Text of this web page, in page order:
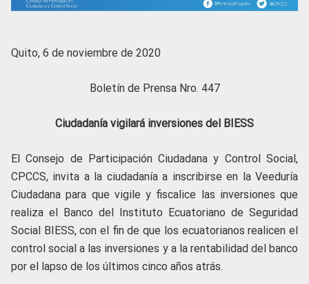
Quito, 6 de noviembre de 2020
Boletín de Prensa Nro. 447
Ciudadanía vigilará inversiones del BIESS
El Consejo de Participación Ciudadana y Control Social,
CPCCS, invita a la ciudadanía a inscribirse en la Veeduría
Ciudadana para que vigile y fiscalice las inversiones que
realiza el Banco del Instituto Ecuatoriano de Seguridad
Social BIESS, con el fin de que los ecuatorianos realicen el
control social a las inversiones y a la rentabilidad del banco
por el lapso de los últimos cinco años atrás.